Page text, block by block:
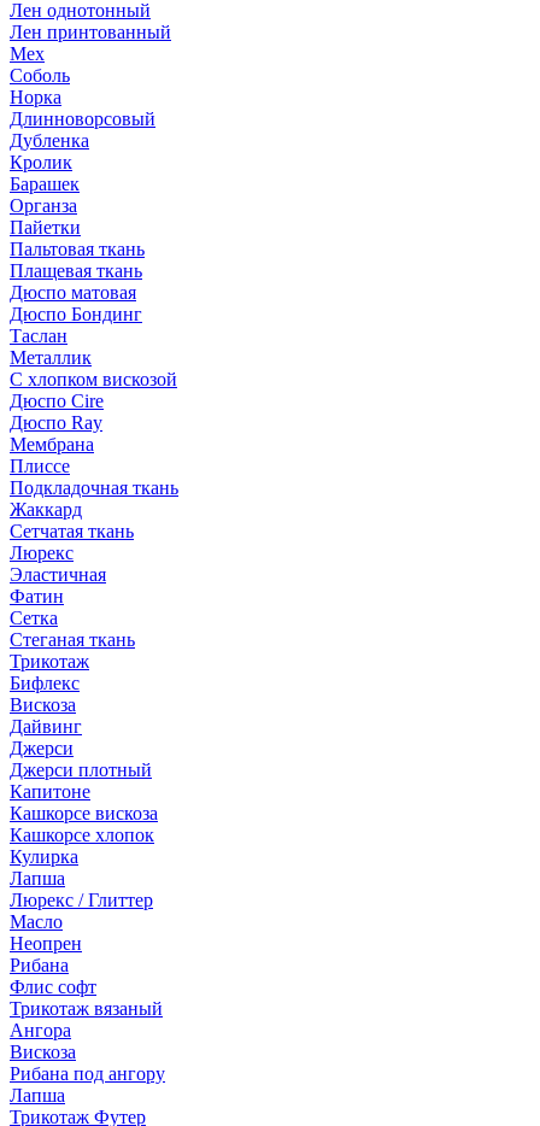
Лен однотонный
Лен принтованный
Мех
Соболь
Норка
Длинноворсовый
Дубленка
Кролик
Барашек
Органза
Пайетки
Пальтовая ткань
Плащевая ткань
Дюспо матовая
Дюспо Бондинг
Таслан
Металлик
С хлопком вискозой
Дюспо Cire
Дюспо Ray
Мембрана
Плиссе
Подкладочная ткань
Жаккард
Сетчатая ткань
Люрекс
Эластичная
Фатин
Сетка
Стеганая ткань
Трикотаж
Бифлекс
Вискоза
Дайвинг
Джерси
Джерси плотный
Капитоне
Кашкорсе вискоза
Кашкорсе хлопок
Кулирка
Лапша
Люрекс / Глиттер
Масло
Неопрен
Рибана
Флис софт
Трикотаж вязаный
Ангора
Вискоза
Рибана под ангору
Лапша
Трикотаж Футер